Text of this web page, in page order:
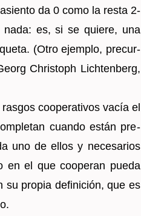
da 0 como la resta 2-
es, si se quie­re, una
(Otro ejem­plo, pre­cur­
Ch­ris­toph Li­ch­ten­berg,
coope­ra­ti­vos vacía el
cuan­do están pre­
uno de ellos y ne­ce­sa­rios
en el que coope­ran pueda
su pro­pia de­fi­ni­ción, que es